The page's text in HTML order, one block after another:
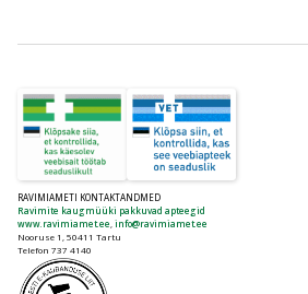
RAVIMIAMETI KONTAKTANDMED
Ravimite kaugmüüki pakkuvad apteegid
www.ravimiamet.ee info@ravimiamet.ee
Nooruse 1, 50411 Tartu
Telefon 737 4140